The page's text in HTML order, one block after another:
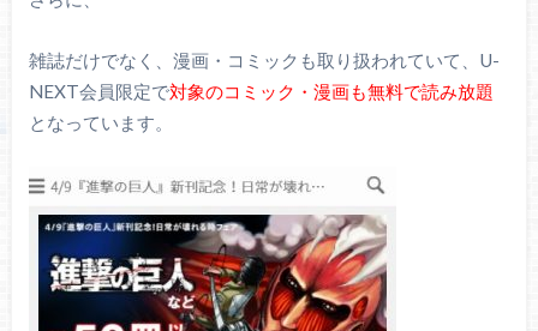
雑誌だけでなく、漫画・コミックも取り扱われていて、U-
NEXT会員限定で対象のコミック・漫画も無料で読み放題
となっています。